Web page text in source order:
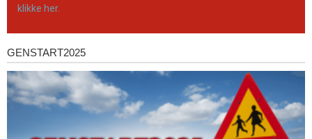
klikke her.
Genstart2025
GENSTART2025